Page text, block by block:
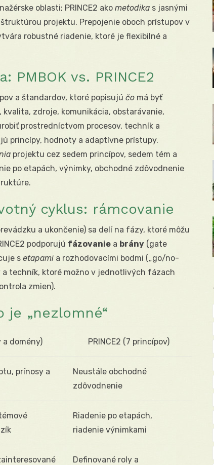
oblasti; PRINCE2 ako metodika s jasnými
projektu. Prepojenie oboch prístupov v
robustné riadenie, ktoré je flexibilné a
PMBOK vs. PRINCE2
a štandardov, ktoré popisujú čo má byť
kvalita, zdroje, komunikácia, obstarávanie,
prostredníctvom procesov, techník a
princípy, hodnoty a adaptívne prístupy.
projektu cez sedem princípov, sedem tém a
po etapách, výnimky, obchodné zdôvodnenie
cyklus: rámcovanie
a ukončenie) sa delí na fázy, ktoré môžu
podporujú fázovanie a brány (gate
s etapami a rozhodovacími bodmi („go/no-
a techník, ktoré možno v jednotlivých fázach
zmien).
je „nezlomné“
a domény) PRINCE2 (7 princípov)
prínosy a
Neustále obchodné
zdôvodnenie
Riadenie po etapách,
riadenie výnimkami
Definované roly a